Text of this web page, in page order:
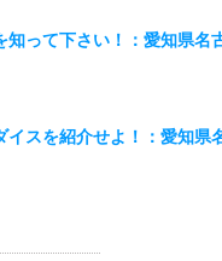
知って下さい！：愛知県名
イスを紹介せよ！：愛知県